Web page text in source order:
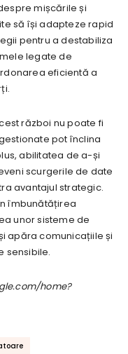
mișcările și
să își adapteze rapid
pentru a destabiliza
legate de
eficientă a
război nu poate fi
pot înclina
abilitatea de a-și
scurgerile de date
avantajul strategic.
îmbunătățirea
unor sisteme de
apăra comunicațiile și
sensibile.
home?